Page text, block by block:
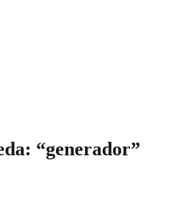
“generador”